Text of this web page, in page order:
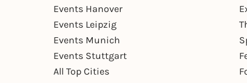
Events Hanover
Events Leipzig
Events Munich
Events Stuttgart
All Top Cities